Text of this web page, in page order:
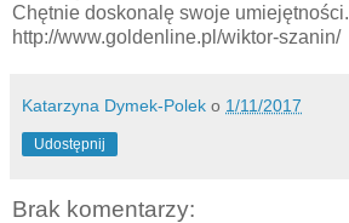
Chętnie doskonalę swoje umiejętności.
http://www.goldenline.pl/wiktor-szanin/
Katarzyna Dymek-Polek o 1/11/2017
Udostępnij
Brak komentarzy: